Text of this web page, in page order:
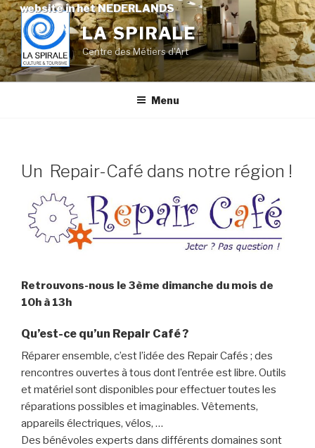
website in het NEDERLANDS
Skip
to
content
LA SPIRALE
Centre des Métiers d'Art
Menu
Un Repair-Café dans notre région !
Retrouvons-nous le 3ème dimanche du mois de
10h à 13h
Qu’est-ce qu’un Repair Café ?
Réparer ensemble, c’est l’idée des Repair Cafés ; des
rencontres ouvertes à tous dont l’entrée est libre. Outils
et matériel sont disponibles pour effectuer toutes les
réparations possibles et imaginables. Vêtements,
appareils électriques, vélos, …
Des bénévoles experts dans différents domaines sont